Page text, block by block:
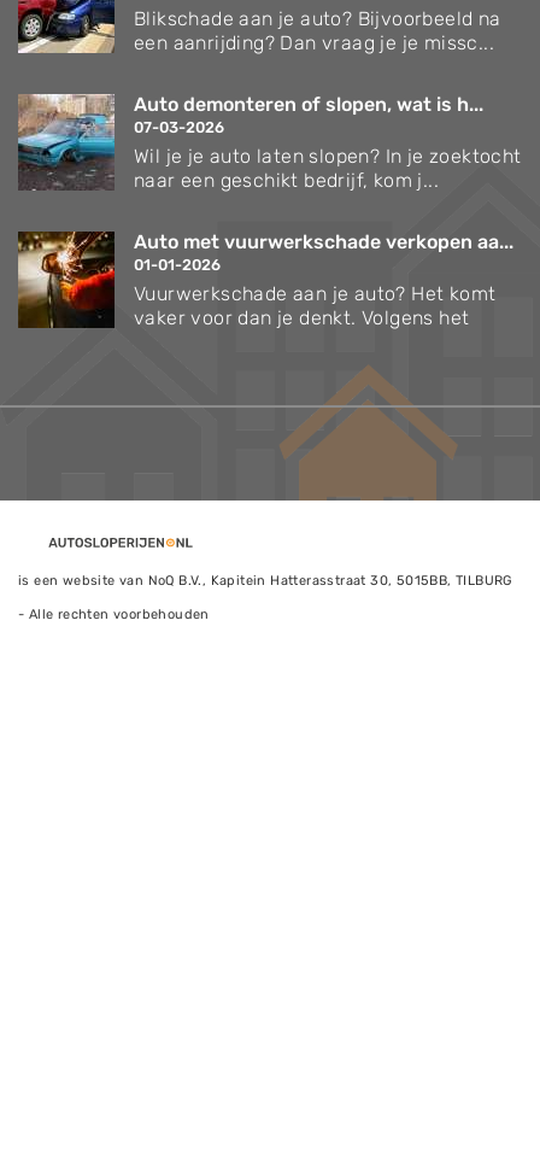
Blikschade aan je auto? Bijvoorbeeld na
een aanrijding? Dan vraag je je missc...
Auto demonteren of slopen, wat is h...
07-03-2026
Wil je je auto laten slopen? In je zoektocht
naar een geschikt bedrijf, kom j...
Auto met vuurwerkschade verkopen aa...
01-01-2026
Vuurwerkschade aan je auto? Het komt
vaker voor dan je denkt. Volgens het
is een website van NoQ B.V., Kapitein Hatterasstraat 30, 5015BB, TILBURG
- Alle rechten voorbehouden